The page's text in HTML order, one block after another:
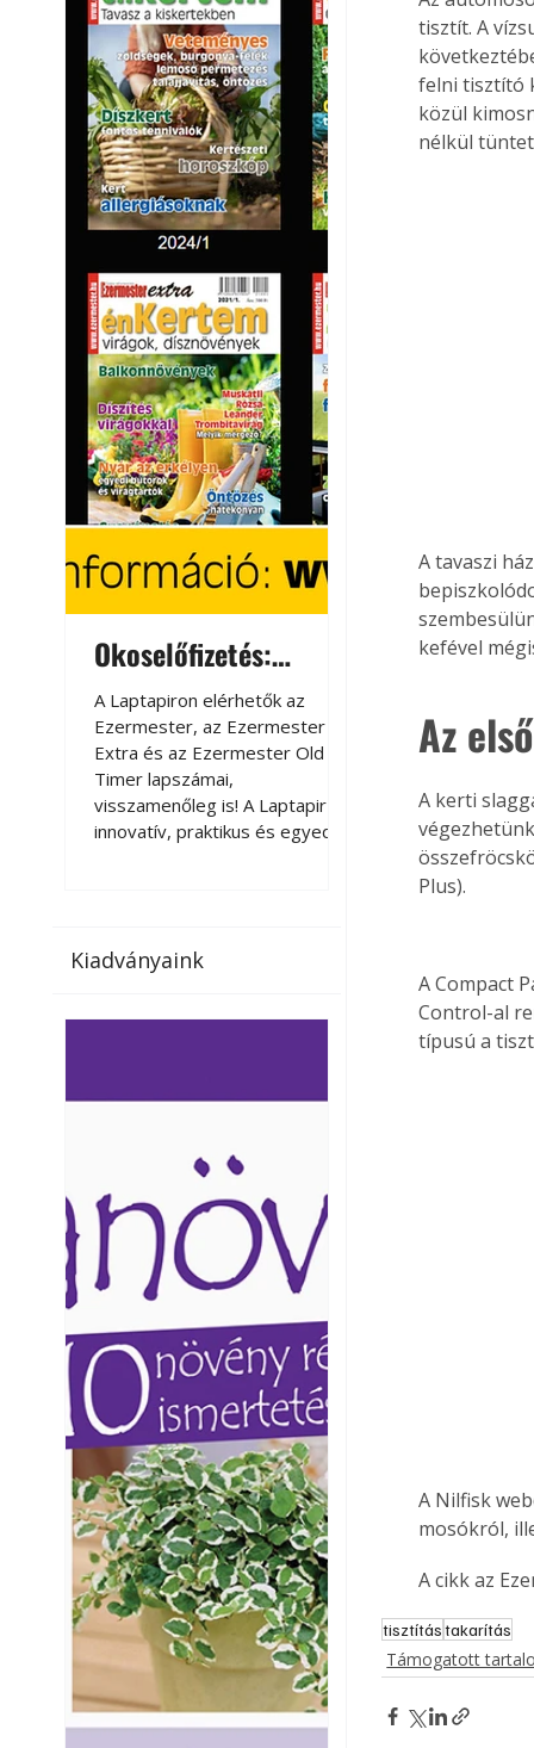
Okoselőfizetés:
Ezermester Extra
A Laptapiron elérhetők az
Ezermester, az Ezermester
Extra és az Ezermester Old
Timer lapszámai,
visszamenőleg is! A Laptapir új,
innovatív, praktikus és egyedi
az otthonában, útközben vagy
elérhetők lapszámaink. Bárhol,
Okoselőfizetés
Ezermester, az
Extra és az
visszamenőleg is! A
innovatív, praktikus
megoldás a
magazinok digitális
nyaralás, pihenés
elérhetők
bármikor, akár
Kiadványaink
tisztít. A
felni tisztító
közül
nélkül
A tavaszi
kefével
Az
A kerti
Plus).
A Compact
Control-al
típusú a
A Nilfisk
mosókról,
A cikk az
tisztítástakarítás
Támogatott